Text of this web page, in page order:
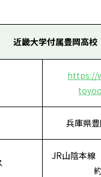
近畿大学付属豊岡高校
https://
兵庫県
JR山陰本